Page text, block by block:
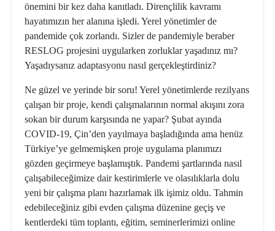
önemini bir kez daha kanıtladı. Dirençlilik kavramı
hayatımızın her alanına işledi. Yerel yönetimler de
pandemide çok zorlandı. Sizler de pandemiyle beraber
RESLOG projesini uygularken zorluklar yaşadınız mı?
Yaşadıysanız adaptasyonu nasıl gerçekleştirdiniz?
Ne güzel ve yerinde bir soru! Yerel yönetimlerde rezilyans
çalışan bir proje, kendi çalışmalarının normal akışını zora
sokan bir durum karşısında ne yapar? Şubat ayında
COVID-19, Çin’den yayılmaya başladığında ama henüz
Türkiye’ye gelmemişken proje uygulama planımızı
gözden geçirmeye başlamıştık. Pandemi şartlarında nasıl
çalışabileceğimize dair kestirimlerle ve olasılıklarla dolu
yeni bir çalışma planı hazırlamak ilk işimiz oldu. Tahmin
edebileceğiniz gibi evden çalışma düzenine geçiş ve
kentlerdeki tüm toplantı, eğitim, seminerlerimizi online